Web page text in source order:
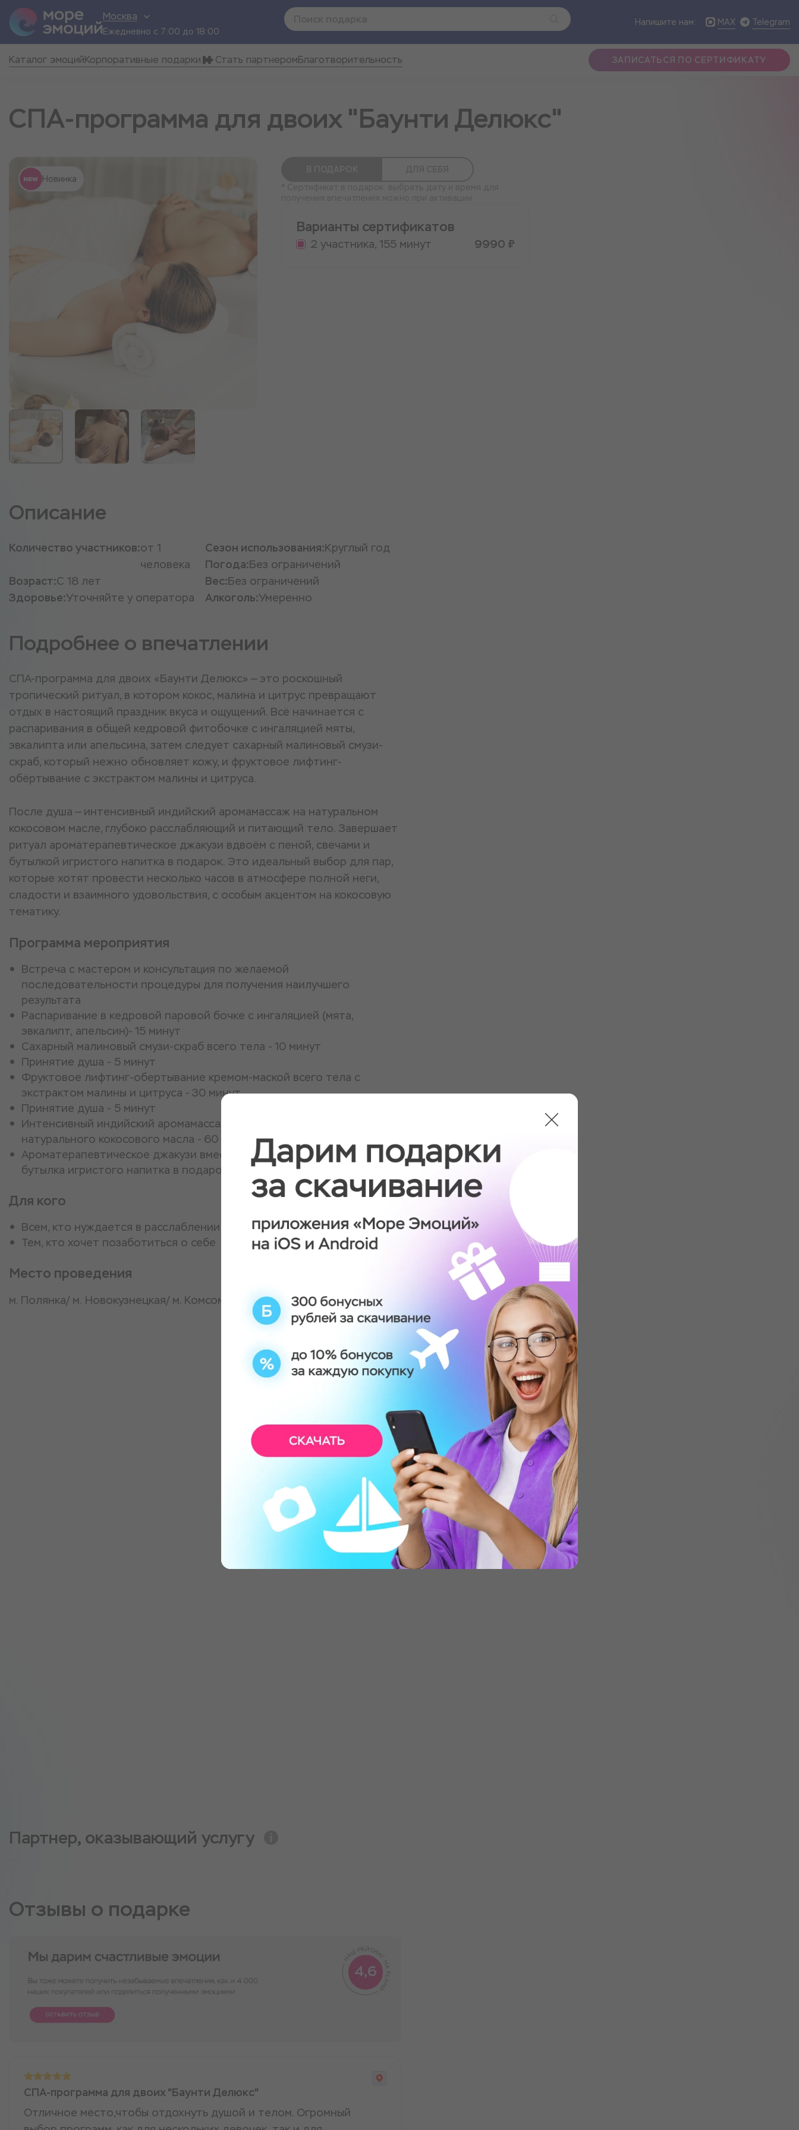
Москва
Ежедневно с 7:00 до 18:00
Напишите нам: MAX Telegram
Каталог эмоцийКорпоративные подарки Стать партнеромБлаготворительность ЗАПИСАТЬСЯ ПО СЕРТИФИКАТУ
СПА-программа для двоих "Баунти Делюкс"
Новинка
Варианты сертификатов
2 участника, 155 минут 9990 ₽
Описание
Количество участников:от 1
человека
Возраст:С 18 лет
Здоровье:Уточняйте у оператора
Сезон использования:Круглый год
Погода:Без ограничений
Вес:Без ограничений
Алкоголь:Умеренно
Подробнее о впечатлении
СПА-программа для двоих «Баунти Делюкс» — это роскошный
тропический ритуал, в котором кокос, малина и цитрус превращают
отдых в настоящий праздник вкуса и ощущений. Всё начинается с
распаривания в общей кедровой фитобочке с ингаляцией мяты,
эвкалипта или апельсина, затем следует сахарный малиновый смузи-
скраб, который нежно обновляет кожу, и фруктовое лифтинг-
обёртывание с экстрактом малины и цитруса.
После душа — интенсивный индийский аромамассаж на натуральном
кокосовом масле, глубоко расслабляющий и питающий тело. Завершает
ритуал ароматерапевтическое джакузи вдвоём с пеной, свечами и
бутылкой игристого напитка в подарок. Это идеальный выбор для пар,
которые хотят провести несколько часов в атмосфере полной неги,
сладости и взаимного удовольствия, с особым акцентом на кокосовую
тематику.
Программа мероприятия
Встреча с мастером и консультация по желаемой
последовательности процедуры для получения наилучшего
результата
Распаривание в кедровой паровой бочке с ингаляцией (мята,
эвкалипт, апельсин)- 15 минут
Сахарный малиновый смузи-скраб всего тела - 10 минут
Принятие душа - 5 минут
Фруктовое лифтинг-обертывание кремом-маской всего тела с
экстрактом малины и цитруса - 30 минут
Принятие душа - 5 минут
Интенсивный индийский аромамассаж всего тела с применением
натурального кокосового масла - 60 минут
Ароматерапевтическое джакузи вместе с пеной и свечами, а также
бутылка игристого напитка в подарок - 30 минут
Для кого
Всем, кто нуждается в расслаблении
Тем, кто хочет позаботиться о себе
Место проведения
м. Полянка/ м. Новокузнецкая/ м. Комсомольская
Партнер, оказывающий услугу
Отзывы о подарке
СПА-программа для двоих "Баунти Делюкс"
Отличное место,чтобы отдохнуть душой и телом. Огромный